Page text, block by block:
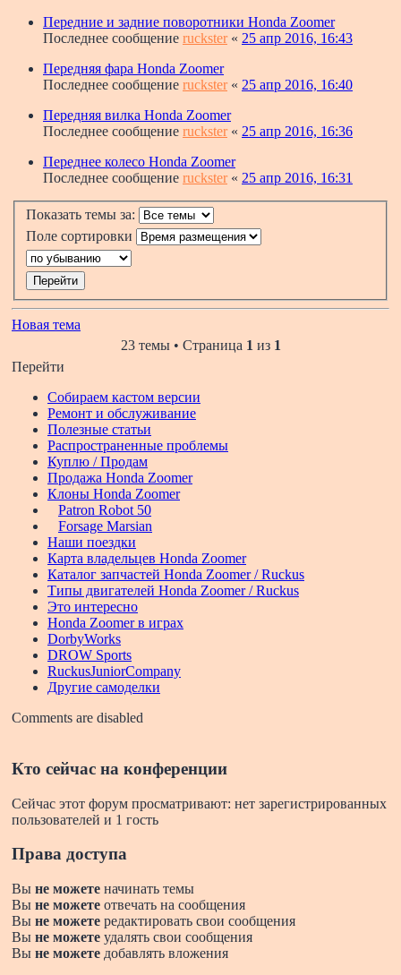
Передние и задние поворотники Honda Zoomer
Последнее сообщение ruckster« 25 апр 2016, 16:43
Передняя фара Honda Zoomer
Последнее сообщение ruckster« 25 апр 2016, 16:40
Передняя вилка Honda Zoomer
Последнее сообщение ruckster« 25 апр 2016, 16:36
Переднее колесо Honda Zoomer
Последнее сообщение ruckster« 25 апр 2016, 16:31
Показать темы за:
Поле сортировки
Новая тема
23 темы • Страница 1 из 1
Перейти
Собираем кастом версии
Ремонт и обслуживание
Полезные статьи
Распространенные проблемы
Куплю / Продам
Продажа Honda Zoomer
Клоны Honda Zoomer
Patron Robot 50
Forsage Marsian
Наши поездки
Карта владельцев Honda Zoomer
Каталог запчастей Honda Zoomer / Ruckus
Типы двигателей Honda Zoomer / Ruckus
Это интересно
Honda Zoomer в играх
DorbyWorks
DROW Sports
RuckusJuniorCompany
Другие самоделки
Comments are disabled
Кто сейчас на конференции
Сейчас этот форум просматривают: нет зарегистрированных
пользователей и 1 гость
Права доступа
Вы не можете начинать темы
Вы не можете отвечать на сообщения
Вы не можете редактировать свои сообщения
Вы не можете удалять свои сообщения
Вы не можете добавлять вложения